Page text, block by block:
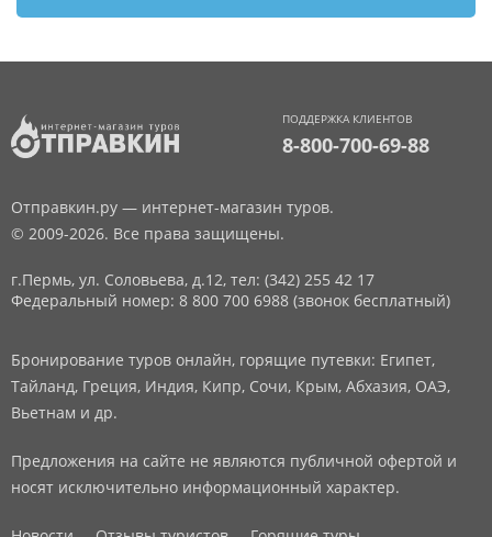
ПОДДЕРЖКА КЛИЕНТОВ
8-800-700-69-88
Отправкин.ру — интернет-магазин туров.
© 2009-2026. Все права защищены.
г.Пермь, ул. Соловьева, д.12, тел: (342) 255 42 17
Федеральный номер: 8 800 700 6988 (звонок бесплатный)
Бронирование туров онлайн, горящие путевки: Египет,
Тайланд, Греция, Индия, Кипр, Сочи, Крым, Абхазия, ОАЭ,
Вьетнам и др.
Предложения на сайте не являются публичной офертой и
носят исключительно информационный характер.